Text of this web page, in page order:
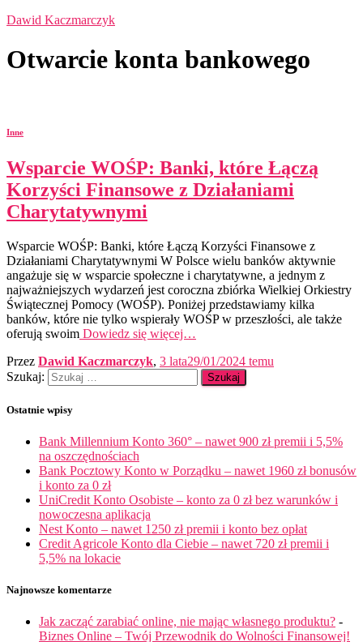
Dawid Kaczmarczyk
Otwarcie konta bankowego
Inne
Wsparcie WOŚP: Banki, które Łączą
Korzyści Finansowe z Działaniami
Charytatywnymi
Wsparcie WOŚP: Banki, które Łączą Korzyści Finansowe z
Działaniami Charytatywnymi W Polsce wielu banków aktywnie
angażuje się w wsparcie społeczne i charytatywne, a jednym z
najważniejszych wydarzeń jest coroczna zbiórka Wielkiej Orkiestry
Świątecznej Pomocy (WOŚP). Poniżej przedstawiamy kilka
banków, które nie tylko wspierały WOŚP w przeszłości, ale także
oferują swoim Dowiedz się więcej…
Przez Dawid Kaczmarczyk, 3 lata29/01/2024 temu
Szukaj:
Ostatnie wpisy
Bank Millennium Konto 360° – nawet 900 zł premii i 5,5%
na oszczędnościach
Bank Pocztowy Konto w Porządku – nawet 1960 zł bonusów
i konto za 0 zł
UniCredit Konto Osobiste – konto za 0 zł bez warunków i
nowoczesna aplikacja
Nest Konto – nawet 1250 zł premii i konto bez opłat
Credit Agricole Konto dla Ciebie – nawet 720 zł premii i
5,5% na lokacie
Najnowsze komentarze
Jak zacząć zarabiać online, nie mając własnego produktu? -
Biznes Online – Twój Przewodnik do Wolności Finansowej!